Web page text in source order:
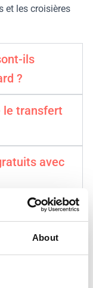
About
et les croisières
ils
?
le transfert
avec
Card ?
Card →